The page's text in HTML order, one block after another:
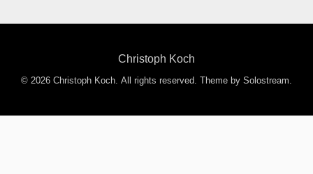
Christoph Koch
© 2026 Christoph Koch. All rights reserved. Theme by Solostream.